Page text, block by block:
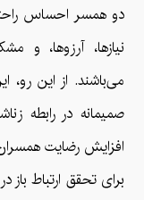
دو همسر احساس
نیازها، آرزوها، و
می‌باشند. از این رو،
صمیمانه در رابطه
افزایش رضایت
برای تحقق ارتباط باز